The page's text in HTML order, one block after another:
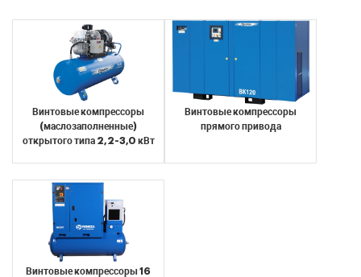
Винтовые компрессоры
(маслозаполненные)
открытого типа 2,2-3,0 кВт
Винтовые компрессоры
прямого привода
Винтовые компрессоры 16
Отправить